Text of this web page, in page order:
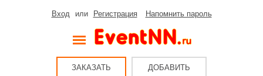
Вход или Регистрация Напомнить пароль
ЗАКАЗАТЬ ДОБАВИТЬ